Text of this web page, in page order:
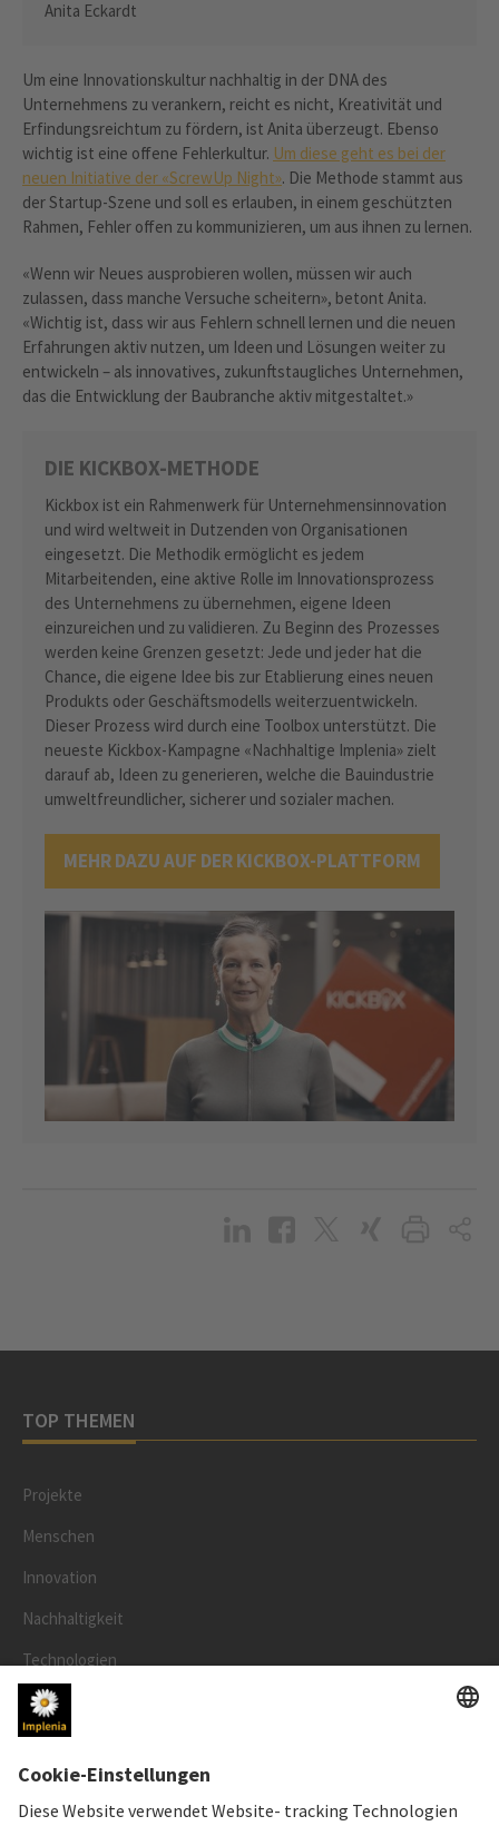
Anita Eckardt
Um eine Innovationskultur nachhaltig in der DNA des
Unternehmens zu verankern, reicht es nicht, Kreativität und
Erfindungsreichtum zu fördern, ist Anita überzeugt. Ebenso
wichtig ist eine offene Fehlerkultur. Um diese geht es bei der
neuen Initiative der «ScrewUp Night». Die Methode stammt aus
der Startup-Szene und soll es erlauben, in einem geschützten
Rahmen, Fehler offen zu kommunizieren, um aus ihnen zu lernen.
«Wenn wir Neues ausprobieren wollen, müssen wir auch
zulassen, dass manche Versuche scheitern», betont Anita.
«Wichtig ist, dass wir aus Fehlern schnell lernen und die neuen
Erfahrungen aktiv nutzen, um Ideen und Lösungen weiter zu
entwickeln – als innovatives, zukunftstaugliches Unternehmen,
das die Entwicklung der Baubranche aktiv mitgestaltet.»
DIE KICKBOX-METHODE
Kickbox ist ein Rahmenwerk für Unternehmensinnovation
und wird weltweit in Dutzenden von Organisationen
eingesetzt. Die Methodik ermöglicht es jedem
Mitarbeitenden, eine aktive Rolle im Innovationsprozess
des Unternehmens zu übernehmen, eigene Ideen
einzureichen und zu validieren. Zu Beginn des Prozesses
werden keine Grenzen gesetzt: Jede und jeder hat die
Chance, die eigene Idee bis zur Etablierung eines neuen
Produkts oder Geschäftsmodells weiterzuentwickeln.
Dieser Prozess wird durch eine Toolbox unterstützt. Die
neueste Kickbox-Kampagne «Nachhaltige Implenia» zielt
darauf ab, Ideen zu generieren, welche die Bauindustrie
umweltfreundlicher, sicherer und sozialer machen.
MEHR DAZU AUF DER KICKBOX-PLATTFORM
TOP THEMEN
Projekte
Menschen
Innovation
Nachhaltigkeit
Technologien
Sicherheit
RECHTLICHES
Impressum